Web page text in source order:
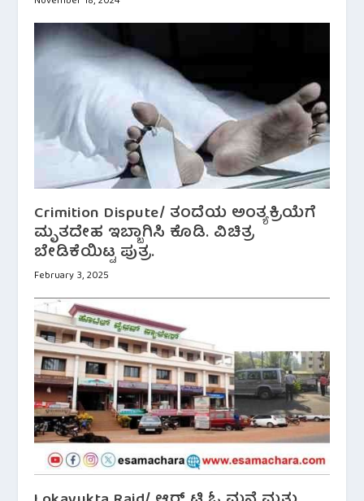
Crimition Dispute/ ತಂದೆಯ ಅಂತ್ಯಕ್ರಿಯೆಗೆ
ಮೃತದೇಹ ಇಬ್ಬಾಗಿಸಿ ಕೊಡಿ. ವಿಚಿತ್ರ
ಬೇಡಿಕೆಯಿಟ್ಟ ಪುತ್ರ.
February 3, 2025